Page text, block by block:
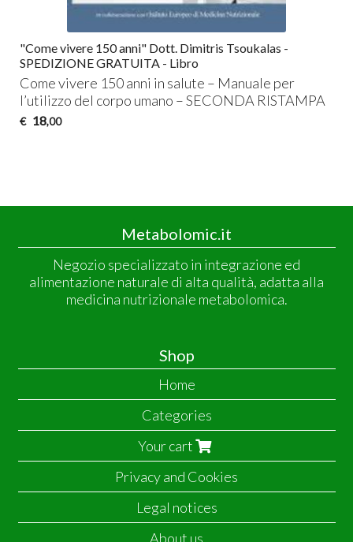
"Come vivere 150 anni" Dott. Dimitris Tsoukalas -
SPEDIZIONE GRATUITA - Libro
Come vivere 150 anni in salute – Manuale per
l’utilizzo del corpo umano –SECONDA RISTAMPA
€ 18,00
Metabolomic.it
Negozio specializzato in integrazione ed
alimentazione naturale di alta qualità, adatta alla
medicina nutrizionale metabolomica.
Shop
Home
Categories
Your cart
Privacy and Cookies
Legal notices
About us